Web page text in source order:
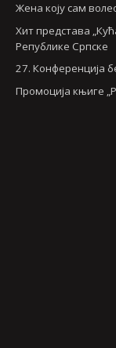
Жена коју сам
Хит представа
Републике Српске
27. Конференција
Промоција књиге